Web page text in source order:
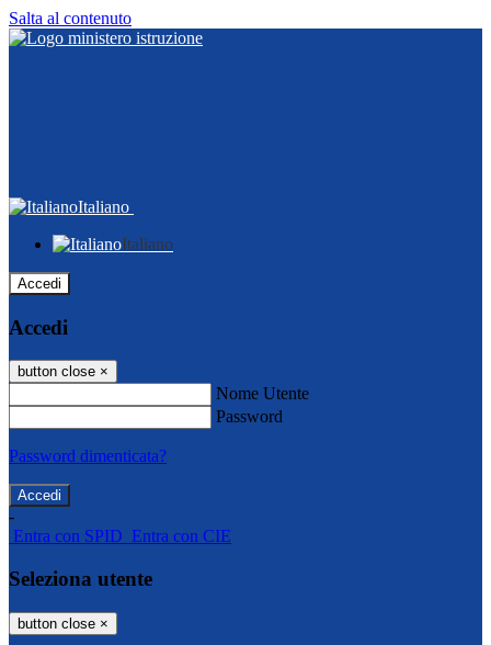
Salta al contenuto
Italiano
Italiano
Accedi
Accedi
button close ×
Nome Utente
Password
Password dimenticata?
-
Entra con SPID Entra con CIE
Seleziona utente
button close ×